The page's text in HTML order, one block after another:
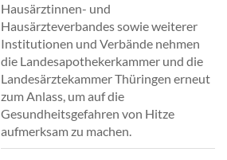
Hausärztinnen- und
Hausärzteverbandes sowie weiterer
Institutionen und Verbände nehmen
die Landesapothekerkammer und die
Landesärztekammer Thüringen erneut
zum Anlass, um auf die
Gesundheitsgefahren von Hitze
aufmerksam zu machen.